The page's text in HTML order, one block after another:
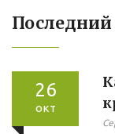
Последний
26
окт